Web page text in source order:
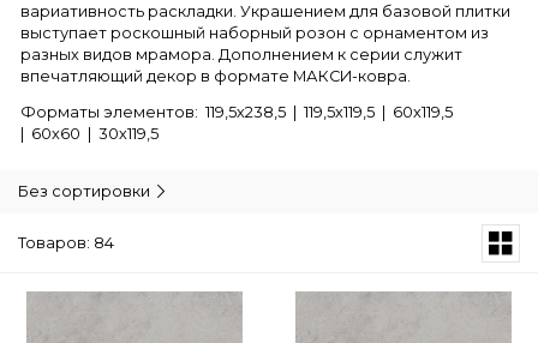
вариативность раскладки. Украшением для базовой плитки
выступает роскошный наборный розон с орнаментом из
разных видов мрамора. Дополнением к серии служит
впечатляющий декор в формате МАКСИ-ковра.
Форматы элементов: 119,5х238,5 | 119,5х119,5 | 60х119,5
| 60х60 | 30х119,5
Без сортировки
Товаров: 84